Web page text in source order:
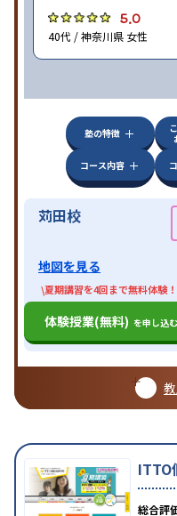
5.0
40代 / 神奈川県 女性
塾の特徴
コース内容
苅田校
地図を見る
\夏期講習を4回まで無料体験
体験授業(無料) を申し込む
ITTO